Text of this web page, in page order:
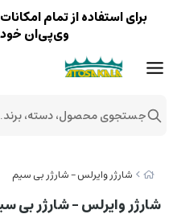
شارژر وایرلس – شارژر بی سیم
شارژر وایرلس – شارژر بی
برای استفاده از تمام
وی‌پی‌ان
جستجوی محصول، دسته،